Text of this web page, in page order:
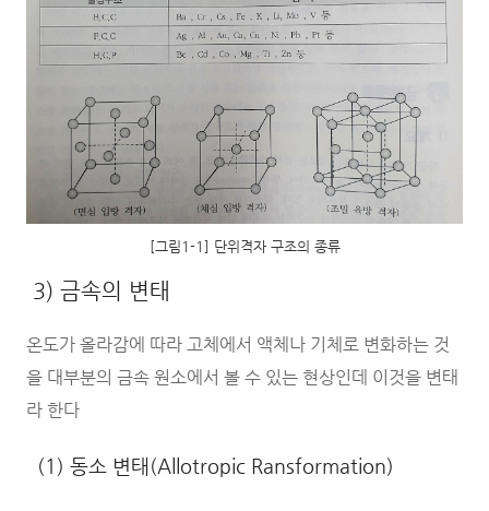
[그림1-1] 단위격자 구조의 종류
3) 금속의 변태
온도가 올라감에 따라 고체에서 액체나 기체로 변화하는 것
을 대부분의 금속 원소에서 볼 수 있는 현상인데 이것을 변태
라 한다
(1) 동소 변태(Allotropic Ransformation)